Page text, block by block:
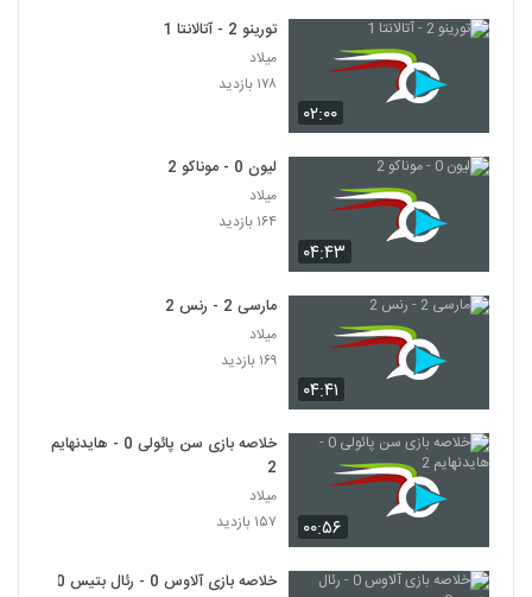
۰۲:۰۰
تورینو 2 - آتالانتا 1
میلاد
۱۷۸ بازدید
۰۴:۴۳
لیون 0 - موناکو 2
میلاد
۱۶۴ بازدید
۰۴:۴۱
مارسی 2 - رنس 2
میلاد
۱۶۹ بازدید
۰۰:۵۶
خلاصه بازی سن پائولی 0 - هایدنهایم
2
میلاد
۱۵۷ بازدید
خلاصه بازی آلاوس 0 - رئال بتیس 0